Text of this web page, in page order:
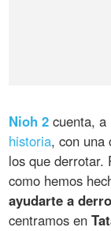
Nioh 2 cuenta, a
historia, con una
los que derrotar.
como hemos
ayudarte a
centramos en